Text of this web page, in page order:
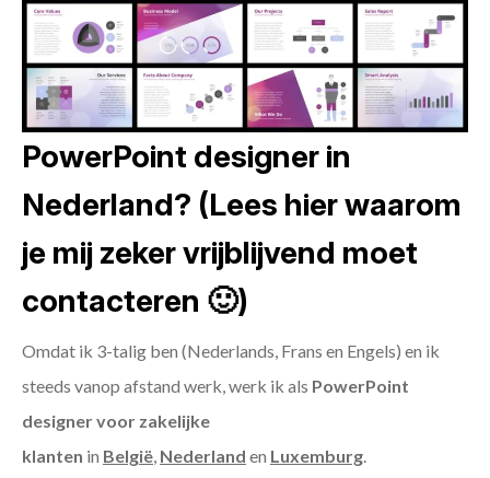
PowerPoint designer in
Nederland? (Lees hier waarom
je mij zeker vrijblijvend moet
contacteren 🙂)
Omdat ik 3-talig ben (Nederlands, Frans en Engels) en ik
steeds vanop afstand werk, werk ik als PowerPoint
designer voor zakelijke
klanten in België, Nederland en Luxemburg.